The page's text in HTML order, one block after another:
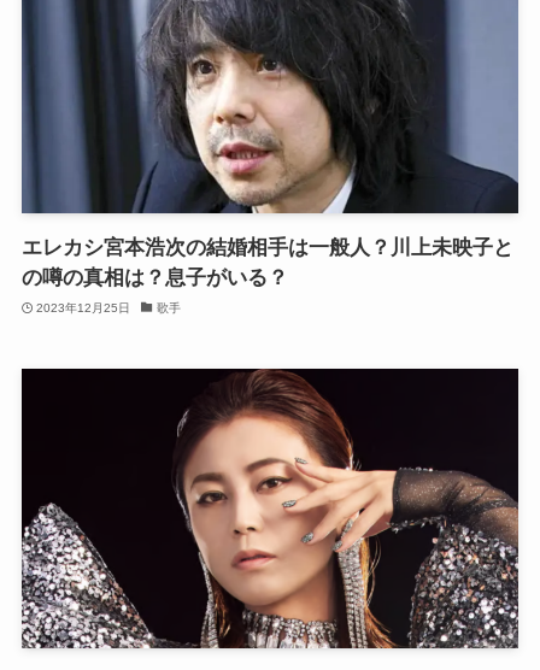
エレカシ宮本浩次の結婚相手は一般人？川上未映子と
の噂の真相は？息子がいる？
2023年12月25日 歌手